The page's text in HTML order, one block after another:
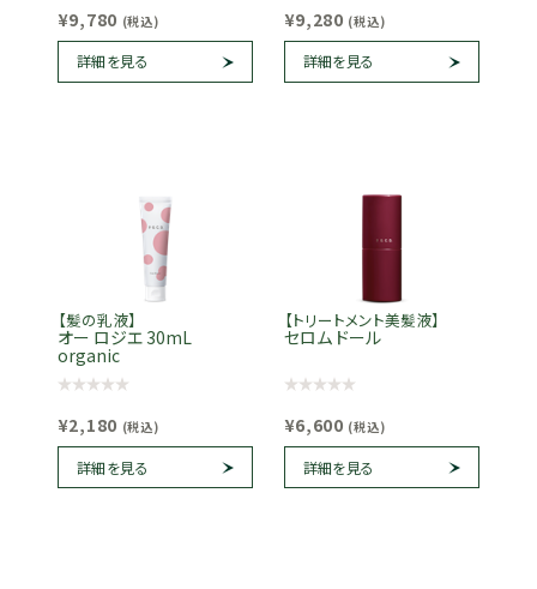
¥9,780 (税込)
詳細を見る
¥9,280 (税込)
詳細を見る
【髪の乳液】
オー ロジエ 30mL
organic
¥2,180 (税込)
詳細を見る
【トリートメント美髪液】
セロム ドール
¥6,600 (税込)
詳細を見る